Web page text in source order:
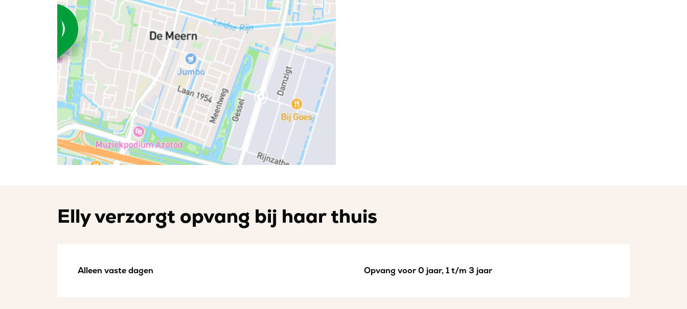
Elly verzorgt opvang bij haar thuis
Alleen vaste dagen Opvang voor 0 jaar, 1 t/m 3 jaar